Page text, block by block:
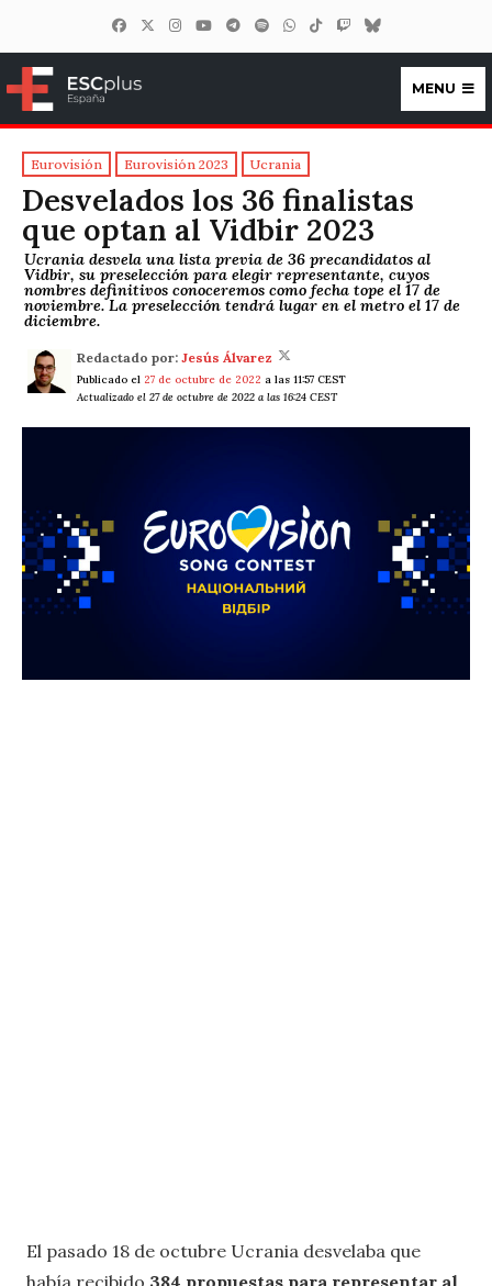
ESCplus España
MENU
Eurovisión Eurovisión 2023 Ucrania
Desvelados los 36 finalistas
que optan al Vidbir 2023
Ucrania desvela una lista previa de 36 precandidatos al
Vidbir, su preselección para elegir representante, cuyos
nombres definitivos conoceremos como fecha tope el 17 de
noviembre. La preselección tendrá lugar en el metro el 17 de
diciembre.
Redactado por: Jesús Álvarez
Publicado el 27 de octubre de 2022 a las 11:57 CEST
Actualizado el 27 de octubre de 2022 a las 16:24 CEST
El pasado 18 de octubre Ucrania desvelaba que
había recibido 384 propuestas para representar al